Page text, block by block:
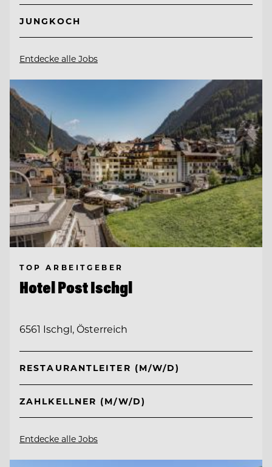
JUNGKOCH
Entdecke alle Jobs
TOP ARBEITGEBER
Hotel Post Ischgl
6561 Ischgl, Österreich
RESTAURANTLEITER (M/W/D)
ZAHLKELLNER (M/W/D)
Entdecke alle Jobs